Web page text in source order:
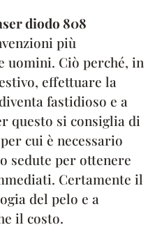
diodo 808
più
uomini. Ciò perché, in
effettuare la
fastidioso e a
questo si consiglia di
cui è necessario
sedute per ottenere
Certamente il
del pelo e a
il costo.